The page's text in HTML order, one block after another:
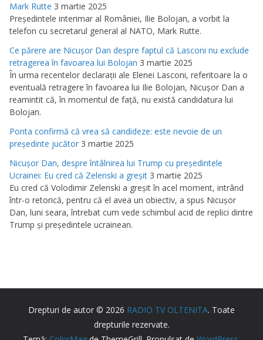
Mark Rutte 3 martie 2025
Preşedintele interimar al României, Ilie Bolojan, a vorbit la
telefon cu secretarul general al NATO, Mark Rutte.
Ce părere are Nicuşor Dan despre faptul că Lasconi nu exclude
retragerea în favoarea lui Bolojan 3 martie 2025
În urma recentelor declaraţii ale Elenei Lasconi, referitoare la o
eventuală retragere în favoarea lui Ilie Bolojan, Nicuşor Dan a
reamintit că, în momentul de faţă, nu există candidatura lui
Bolojan.
Ponta confirmă că vrea să candideze: este nevoie de un
preşedinte jucător 3 martie 2025
Nicuşor Dan, despre întâlnirea lui Trump cu preşedintele
Ucrainei: Eu cred că Zelenski a greşit 3 martie 2025
Eu cred că Volodimir Zelenski a greşit în acel moment, intrând
într-o retorică, pentru că el avea un obiectiv, a spus Nicuşor
Dan, luni seara, întrebat cum vede schimbul acid de replici dintre
Trump şi preşedintele ucrainean.
Drepturi de autor © 2026 RADIO TV OLTENITA. Toate
drepturile rezervate.